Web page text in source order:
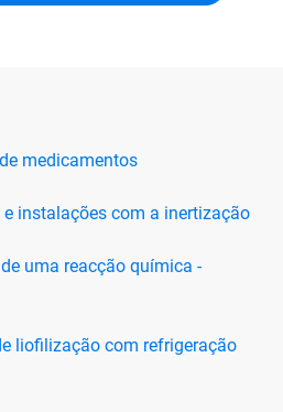
medicamentos
instalações com a inertização
uma reacção química -
liofilização com refrigeração